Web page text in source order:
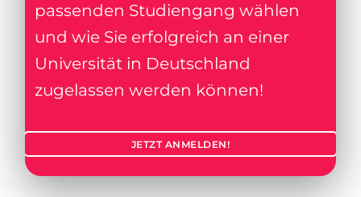
passenden Studiengang wählen
und wie Sie erfolgreich an einer
Universität in Deutschland
zugelassen werden können!
JETZT ANMELDEN!